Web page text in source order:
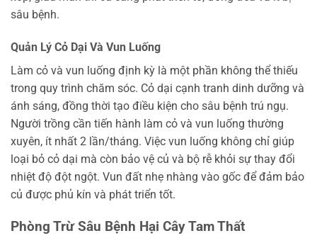
sâu bệnh.
Quản Lý Cỏ Dại Và Vun Luống
Làm cỏ và vun luống định kỳ là một phần không thể thiếu
trong quy trình chăm sóc. Cỏ dại cạnh tranh dinh dưỡng và
ánh sáng, đồng thời tạo điều kiện cho sâu bệnh trú ngụ.
Người trồng cần tiến hành làm cỏ và vun luống thường
xuyên, ít nhất 2 lần/tháng. Việc vun luống không chỉ giúp
loại bỏ cỏ dại mà còn bảo vệ củ và bộ rễ khỏi sự thay đổi
nhiệt độ đột ngột. Vun đất nhẹ nhàng vào gốc để đảm bảo
củ được phủ kín và phát triển tốt.
Phòng Trừ Sâu Bệnh Hại Cây Tam Thất